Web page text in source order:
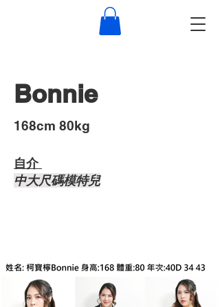
Bonnie
​168cm 80kg
自介 ​
中大尺碼模特兒